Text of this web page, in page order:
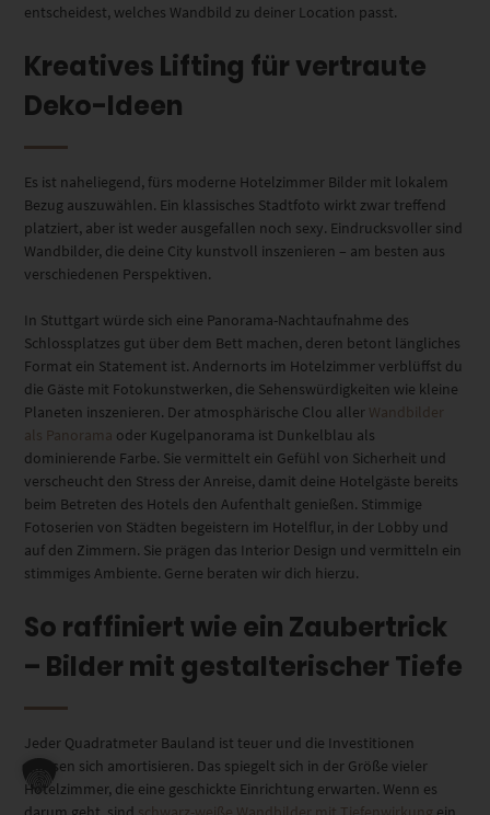
entscheidest, welches Wandbild zu deiner Location passt.
Kreatives Lifting für vertraute
Deko-Ideen
Es ist naheliegend, fürs moderne Hotelzimmer Bilder mit lokalem
Bezug auszuwählen. Ein klassisches Stadtfoto wirkt zwar treffend
platziert, aber ist weder ausgefallen noch sexy. Eindrucksvoller sind
Wandbilder, die deine City kunstvoll inszenieren – am besten aus
verschiedenen Perspektiven.
In Stuttgart würde sich eine Panorama-Nachtaufnahme des
Schlossplatzes gut über dem Bett machen, deren betont längliches
Format ein Statement ist. Andernorts im Hotelzimmer verblüffst du
die Gäste mit Fotokunstwerken, die Sehenswürdigkeiten wie kleine
Planeten inszenieren. Der atmosphärische Clou aller Wandbilder
als Panorama oder Kugelpanorama ist Dunkelblau als
dominierende Farbe. Sie vermittelt ein Gefühl von Sicherheit und
verscheucht den Stress der Anreise, damit deine Hotelgäste bereits
beim Betreten des Hotels den Aufenthalt genießen. Stimmige
Fotoserien von Städten begeistern im Hotelflur, in der Lobby und
auf den Zimmern. Sie prägen das Interior Design und vermitteln ein
stimmiges Ambiente. Gerne beraten wir dich hierzu.
So raffiniert wie ein Zaubertrick
– Bilder mit gestalterischer Tiefe
Jeder Quadratmeter Bauland ist teuer und die Investitionen
müssen sich amortisieren. Das spiegelt sich in der Größe vieler
Hotelzimmer, die eine geschickte Einrichtung erwarten. Wenn es